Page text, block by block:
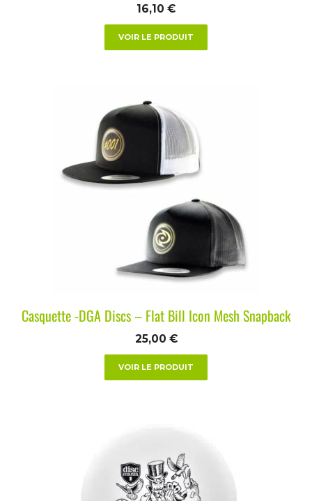
16,10 €
VOIR LE PRODUIT
Casquette -DGA Discs – Flat Bill Icon Mesh Snapback
25,00 €
VOIR LE PRODUIT